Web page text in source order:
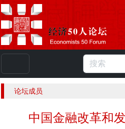
论坛成员
中国金融改革和